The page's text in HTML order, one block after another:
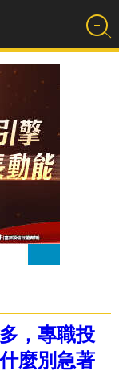
，專職投
麼別急著